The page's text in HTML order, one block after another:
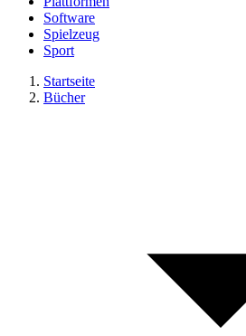
Software
Spielzeug
Sport
Startseite
Bücher